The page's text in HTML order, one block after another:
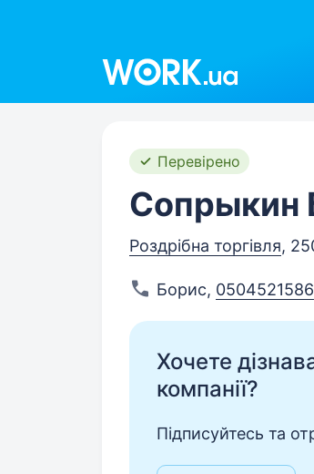
Перевірено
Сопрыкин
Роздрібна торгівля,
Борис, 0504521586
Хочете
компанії?
Підписуйтесь та